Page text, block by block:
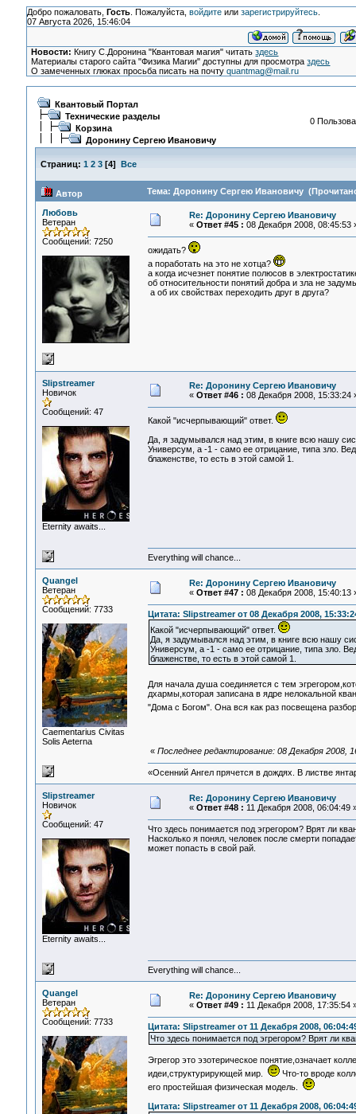
Добро пожаловать, Гость. Пожалуйста, войдитеили зарегистрируйтесь.
07 Августа 2026, 15:46:04
Новости: Книгу С.Доронина "Квантовая магия" читатьздесь
Материалы старого сайта "Физика Магии" доступны для просмотраздесь
О замеченных глюках просьба писать на почтуquantmag@mail.ru
Квантовый Портал
Технические разделы
Корзина
Доронину Сергею Ивановичу
0
Страниц: 1 2 3[4] Все
Автор Тема: Доронину Сергею Ивановичу
Любовь
Ветеран
Сообщений: 7250
Re: Доронину Сергею Ивановичу
« Ответ #45 : 08 Декабря 2008, 08:45:53
ожидать?
а поработать на это не хотца?
а когда исчезнет понятие полюсов в
об относительности понятий добра и зла не
а об их свойствах переходить друг в друга?
Slipstreamer
Новичок
Сообщений: 47
Eternity awaits...
Re: Доронину Сергею Ивановичу
« Ответ #46 : 08 Декабря 2008, 15:33:24
Какой "исчерпывающий" ответ.
Да, я задумывался над этим, в книге всю нашу
Универсум, а -1 - само ее отрицание, типа зло.
блаженстве, то есть в этой самой 1.
Everything will chance...
Quangel
Ветеран
Сообщений: 7733
Сaementarius Civitas
Solis Aeterna
Re: Доронину Сергею Ивановичу
« Ответ #47 : 08 Декабря 2008, 15:40:13
Цитата: Slipstreamer от 08 Декабря 2008,
Какой "исчерпывающий" ответ.
Да, я задумывался над этим, в книге всю нашу
Универсум, а -1 - само ее отрицание, типа зло.
блаженстве, то есть в этой самой 1.
Для начала душа соединяется с тем
дхармы,которая записана в ядре нелокальной
"Дома с Богом". Она вся как раз посвещена
« Последнее редактирование: 08 Декабря 2008,
«Осенний Ангел прячется в дождях. В листве
Slipstreamer
Новичок
Сообщений: 47
Eternity awaits...
Re: Доронину Сергею Ивановичу
« Ответ #48 : 11 Декабря 2008, 06:04:49
Что здесь понимается под эгрегором? Врят ли
Насколько я понял, человек после смерти
может попасть в свой рай.
Everything will chance...
Quangel
Ветеран
Сообщений: 7733
Re: Доронину Сергею Ивановичу
« Ответ #49 : 11 Декабря 2008, 17:35:54
Цитата: Slipstreamer от 11 Декабря 2008,
Что здесь понимается под эгрегором? Врят ли
Эгрегор это эзотерическое понятие,означает
идеи,структурирующей мир.
Что-то вроде
его простейшая физическая модель.
Цитата: Slipstreamer от 11 Декабря 2008,